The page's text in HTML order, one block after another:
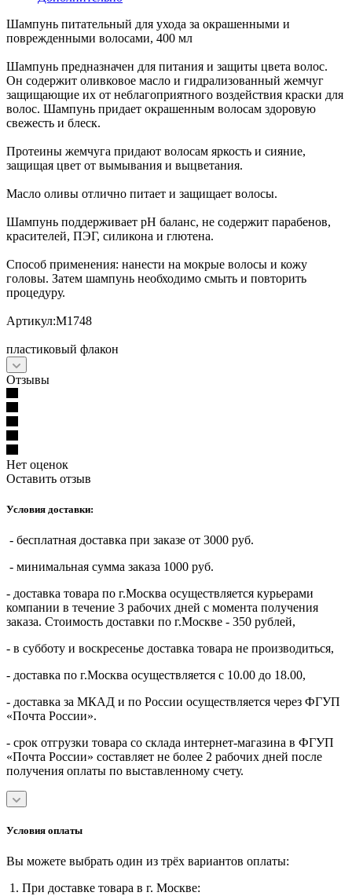
Шампунь питательный для ухода за окрашенными и
поврежденными волосами, 400 мл
Шампунь предназначен для питания и защиты цвета волос.
Он содержит оливковое масло и гидрализованный жемчуг
защищающие их от неблагоприятного воздействия краски для
волос. Шампунь придает окрашенным волосам здоровую
свежесть и блеск.
Протеины жемчуга придают волосам яркость и сияние,
защищая цвет от вымывания и выцветания.
Масло оливы отлично питает и защищает волосы.
Шампунь поддерживает pH баланс, не содержит парабенов,
красителей, ПЭГ, силикона и глютена.
Способ применения: нанести на мокрые волосы и кожу
головы. Затем шампунь необходимо смыть и повторить
процедуру.
Артикул:М1748
пластиковый флакон
Отзывы
Нет оценок
Оставить отзыв
Условия доставки:
- бесплатная доставка при заказе от 3000 руб.
- минимальная сумма заказа 1000 руб.
- доставка товара по г.Москва осуществляется курьерами
компании в течение 3 рабочих дней с момента получения
заказа. Стоимость доставки по г.Москве - 350 рублей,
- в субботу и воскресенье доставка товара не производиться,
- доставка по г.Москва осуществляется с 10.00 до 18.00,
- доставка за МКАД и по России осуществляется через ФГУП
«Почта России».
- срок отгрузки товара со склада интернет-магазина в ФГУП
«Почта России» составляет не более 2 рабочих дней после
получения оплаты по выставленному счету.
Условия оплаты
Вы можете выбрать один из трёх вариантов оплаты:
1. При доставке товара в г. Москве: